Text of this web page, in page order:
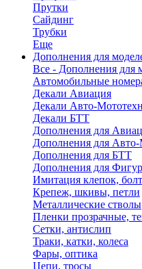
Прутки
Сайдинг
Трубки
Еще
Дополнения для
Все - Дополнения для
Автомобильные
Декали Авиация
Декали Авто-
Декали БТТ
Дополнения для
Дополнения для
Дополнения для БТТ
Дополнения для Фигур
Имитация клепок,
Крепеж, шкивы, петли
Металлические стволы
Пленки прозрачные,
Сетки, антислип
Траки, катки, колеса
Фары, оптика
Цепи, тросы